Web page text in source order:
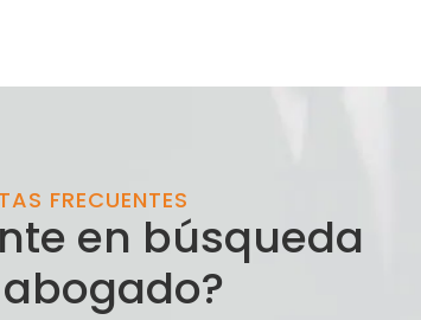
FRECUENTES
en búsqueda